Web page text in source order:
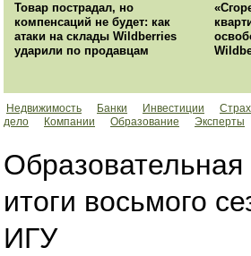
Товар пострадал, но
компенсаций не будет: как
атаки на склады Wildberries
ударили по продавцам
Недвижимость Банки Инвестиции
дело
Компании Образование Эксперты
итоги восьмого
ИГУ